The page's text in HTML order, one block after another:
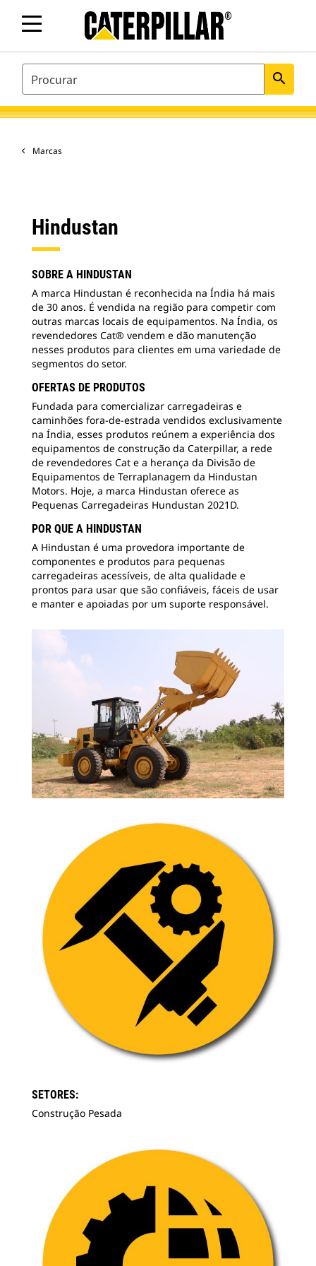
SEARCH search
Marcas
Hindustan
SOBRE A HINDUSTAN
A marca Hindustan é reconhecida na Índia há mais
de 30 anos. É vendida na região para competir com
outras marcas locais de equipamentos. Na Índia, os
revendedores Cat® vendem e dão manutenção
nesses produtos para clientes em uma variedade de
segmentos do setor.
OFERTAS DE PRODUTOS
Fundada para comercializar carregadeiras e
caminhões fora-de-estrada vendidos exclusivamente
na Índia, esses produtos reúnem a experiência dos
equipamentos de construção da Caterpillar, a rede
de revendedores Cat e a herança da Divisão de
Equipamentos de Terraplanagem da Hindustan
Motors. Hoje, a marca Hindustan oferece as
Pequenas Carregadeiras Hundustan 2021D.
POR QUE A HINDUSTAN
A Hindustan é uma provedora importante de
componentes e produtos para pequenas
carregadeiras acessíveis, de alta qualidade e
prontos para usar que são confiáveis, fáceis de usar
e manter e apoiadas por um suporte responsável.
SETORES:
Construção Pesada